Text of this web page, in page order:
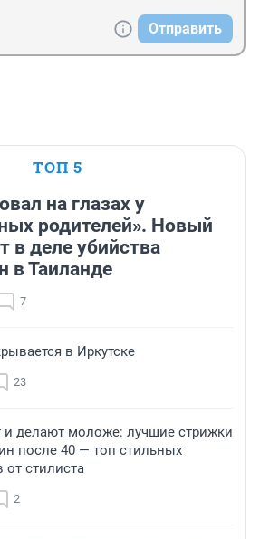
Отправить
ТОП 5
на глазах у
родителей». Новый
в деле убийства
в Таиланде
7
в Иркутске
23
делают моложе: лучшие стрижки
после 40 — топ стильных
от стилиста
2